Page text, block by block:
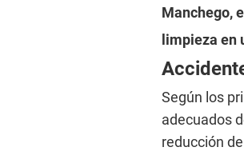
Manchego,
limpieza en
Según los
adecuados
reducción